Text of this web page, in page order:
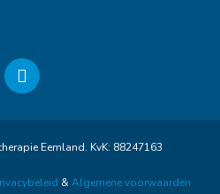
F
a
b
o
Eemland. KvK: 88247163
& Algemene voorwaarden